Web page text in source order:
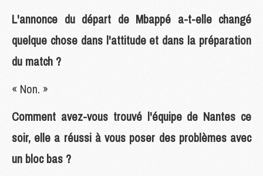
L'annonce du départ de Mbappé a-t-elle changé
quelque chose dans l'attitude et dans la préparation
du match ?
« Non. »
Comment avez-vous trouvé l'équipe de Nantes ce
soir, elle a réussi à vous poser des problèmes avec
un bloc bas ?